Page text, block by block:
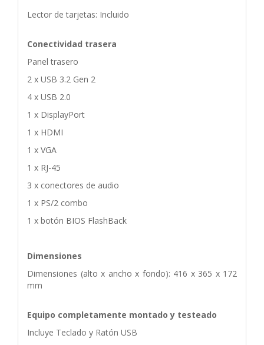
Lector de tarjetas: Incluido
Conectividad trasera
Panel trasero
2 x USB 3.2 Gen 2
4 x USB 2.0
1 x DisplayPort
1 x HDMI
1 x VGA
1 x RJ-45
3 x conectores de audio
1 x PS/2 combo
1 x botón BIOS FlashBack
Dimensiones
Dimensiones (alto x ancho x fondo): 416 x 365 x 172
mm
Equipo completamente montado y testeado
Incluye Teclado y Ratón USB